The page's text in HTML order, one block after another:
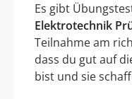
Es gibt
Elektrotechnik
Teilnahme am
dass du gut auf
bist und sie